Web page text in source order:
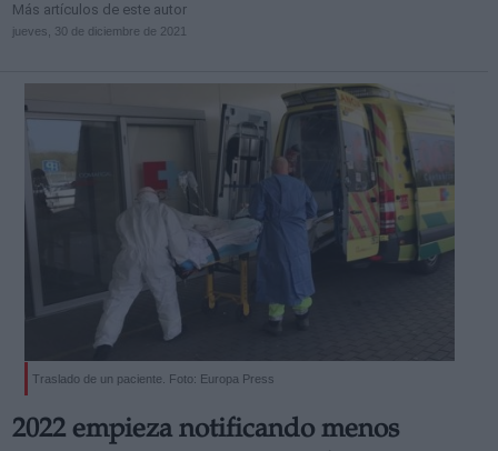
Más artículos de este autor
jueves, 30 de diciembre de 2021
Traslado de un paciente. Foto: Europa Press
2022 empieza notificando menos